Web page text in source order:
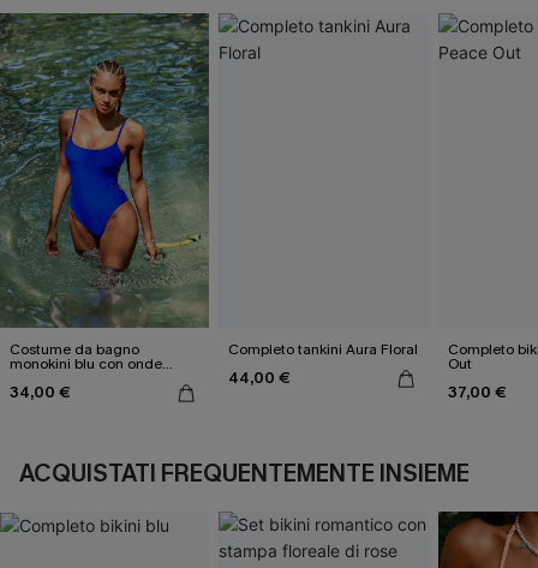
Costume da bagno
monokini blu con onde
34,00 €
Completo tankini Aura Floral
44,00 €
Completo
Out
37,00 €
ACQUISTATI FREQUENTEMENTE INSIEME